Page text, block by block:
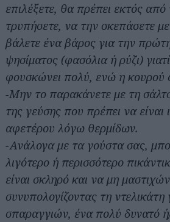
επιλέξετε, θα πρέπει εκτός
τρυπήσετε, να την σκεπάσετε
βάλετε ένα βάρος για την
ψησίματος (φασόλια ή ρύζι)
φουσκώνει πολύ, ενώ η κουρού
-Μην το παρακάνετε με τη
της γεύσης που πρέπει να είναι
αφετέρου λόγω θερμίδων.
-Ανάλογα με τα γούστα σας,
λιγότερο ή περισσότερο
είναι σκληρό και να μη
συνυπολογίζοντας τη
σπαραγγιών, ένα πολύ δυνατό
Αναζήτηση